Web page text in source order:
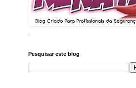
.
Pesquisar este blog